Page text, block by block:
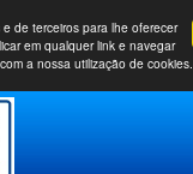
de terceiros para lhe oferecer
em qualquer link e navegar
a nossa utilização de cookies.